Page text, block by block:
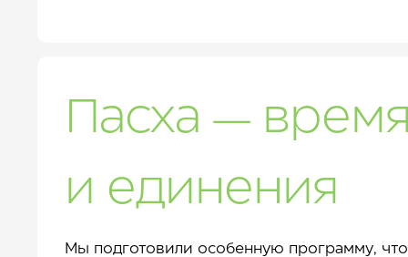
Пасха —
и единения
Мы подготовили особенную программу,